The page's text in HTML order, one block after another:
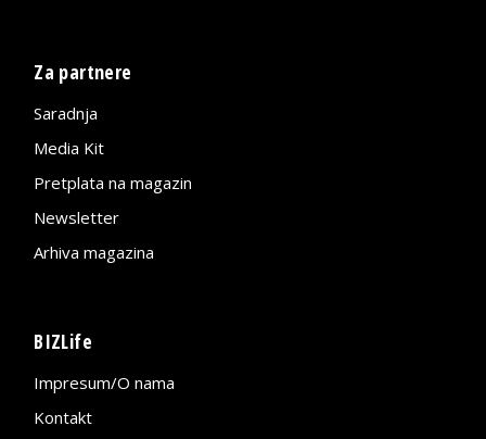
Za partnere
Saradnja
Media Kit
Pretplata na magazin
Newsletter
Arhiva magazina
BIZLife
Impresum/O nama
Kontakt